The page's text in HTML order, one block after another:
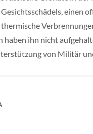
einen
haben ihn nicht
von Militär